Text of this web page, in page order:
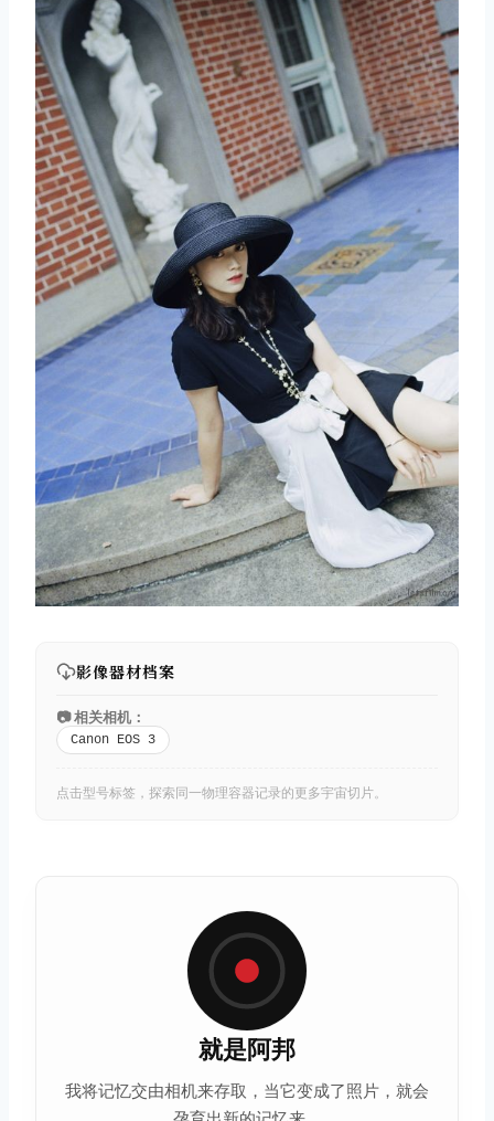
影像器材档案
📷 相关相机：
Canon EOS 3
点击型号标签，探索同一物理容器记录的更多宇宙切片。
就是阿邦
我将记忆交由相机来存取，当它变成了照片，就会